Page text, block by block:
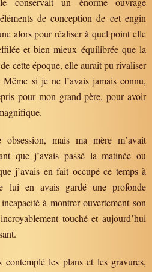
de conception de cet engin
alors pour réaliser à quel point elle
et bien mieux équilibrée que la
cette époque, elle aurait pu rivaliser
Même si je ne l’avais jamais connu,
pour mon grand-père, pour avoir
mais ma mère m’avait
que j’avais passé la matinée ou
j’avais en fait occupé ce temps à
lui en avais gardé une profonde
à montrer ouvertement son
touché et aujourd’hui
contemplé les plans et les gravures,